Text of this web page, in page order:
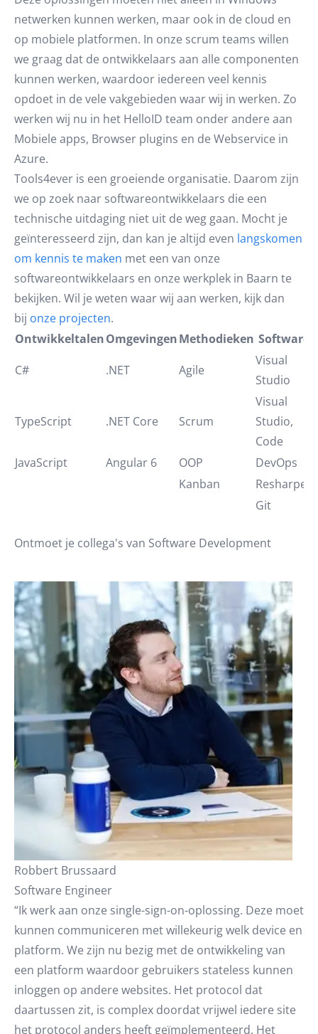
netwerken kunnen werken, maar ook in de cloud en
op mobiele platformen. In onze scrum teams willen
we graag dat de ontwikkelaars aan alle componenten
kunnen werken, waardoor iedereen veel kennis
opdoet in de vele vakgebieden waar wij in werken. Zo
werken wij nu in het HelloID team onder andere aan
Mobiele apps, Browser plugins en de Webservice in
Azure.
Tools4ever is een groeiende organisatie. Daarom zijn
we op zoek naar softwareontwikkelaars die een
technische uitdaging niet uit de weg gaan. Mocht je
geïnteresseerd zijn, dan kan je altijd even langskomen
om kennis te maken met een van onze
softwareontwikkelaars en onze werkplek in Baarn te
bekijken. Wil je weten waar wij aan werken, kijk dan
bij onze projecten.
OntwikkeltalenOmgevingenMethodieken Software
C#
.NET Agile
Visual
Studio
TypeScript .NET Core Scrum
Visual
Studio,
Code
JavaScript
Angular 6 OOP DevOps
Kanban
Resharper
Git
Ontmoet je collega's van Software Development
Robbert Brussaard
Software Engineer
“Ik werk aan onze single-sign-on-oplossing. Deze moet
kunnen communiceren met willekeurig welk device en
platform. We zijn nu bezig met de ontwikkeling van
een platform waardoor gebruikers stateless kunnen
inloggen op andere websites. Het protocol dat
daartussen zit, is complex doordat vrijwel iedere site
het protocol anders heeft geïmplementeerd. Het